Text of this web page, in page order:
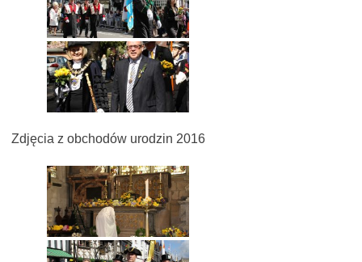
Zdjęcia z obchodów urodzin 2016